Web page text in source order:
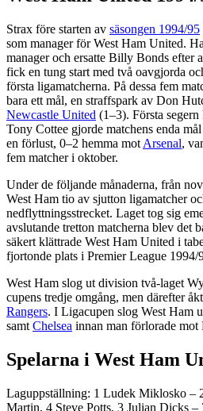
Strax före starten av säsongen 1994/95
som manager för West Ham United.
manager och ersatte Billy Bonds efter
fick en tung start med två oavgjorda
första ligamatcherna. På dessa fem
bara ett mål, en straffspark av Don
Newcastle United (1–3). Första
Tony Cottee gjorde matchens enda
en förlust, 0–2 hemma mot Arsenal,
fem matcher i oktober.
Under de följande månaderna, från
West Ham tio av sjutton ligamatcher
nedflyttningsstrecket. Laget tog sig
avslutande tretton matcherna blev det
säkert klättrade West Ham United i
fjortonde plats i Premier League 1994/
West Ham slog ut division två-laget
cupens tredje omgång, men därefter
Rangers. I Ligacupen slog West Ham
samt Chelsea innan man förlorade mot
Spelarna i West Ham
Laguppställning: 1 Ludek Miklosko –
Martin, 4 Steve Potts, 3 Julian Dicks